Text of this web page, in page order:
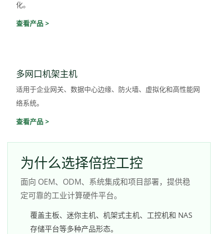
化。
查看产品 >
多网口机架主机
适用于企业网关、数据中心边缘、防火墙、虚拟化和高性能网
络系统。
查看产品 >
为什么选择倍控工控
面向 OEM、ODM、系统集成和项目部署，提供稳
定可靠的工业计算硬件平台。
覆盖主板、迷你主机、机架式主机、工控机和 NAS
存储平台等多种产品形态。